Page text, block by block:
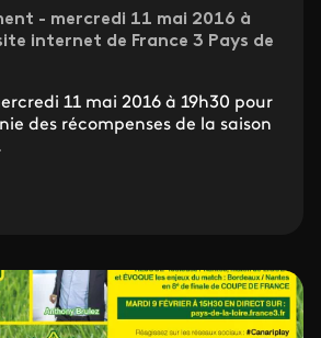
- mercredi 11 mai 2016 à
internet de France 3 Pays de
11 mai 2016 à 19h30 pour
des récompenses de la saison